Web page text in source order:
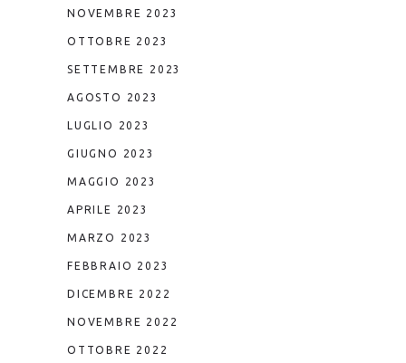
NOVEMBRE 2023
OTTOBRE 2023
SETTEMBRE 2023
AGOSTO 2023
LUGLIO 2023
GIUGNO 2023
MAGGIO 2023
APRILE 2023
MARZO 2023
FEBBRAIO 2023
DICEMBRE 2022
NOVEMBRE 2022
OTTOBRE 2022